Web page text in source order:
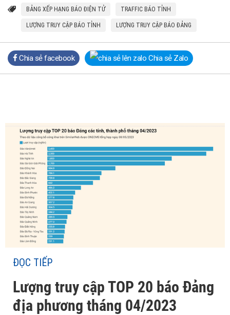
BẢNG XẾP HẠNG BÁO ĐIỆN TỬ TRAFFIC BÁO TỈNH
LƯỢNG TRUY CẬP BÁO TỈNH LƯỢNG TRUY CẬP BÁO ĐẢNG
Chia sẻ facebook Chia sẻ Zalo
ĐỌC TIẾP
Lượng truy cập TOP 20 báo Đảng
địa phương tháng 04/2023